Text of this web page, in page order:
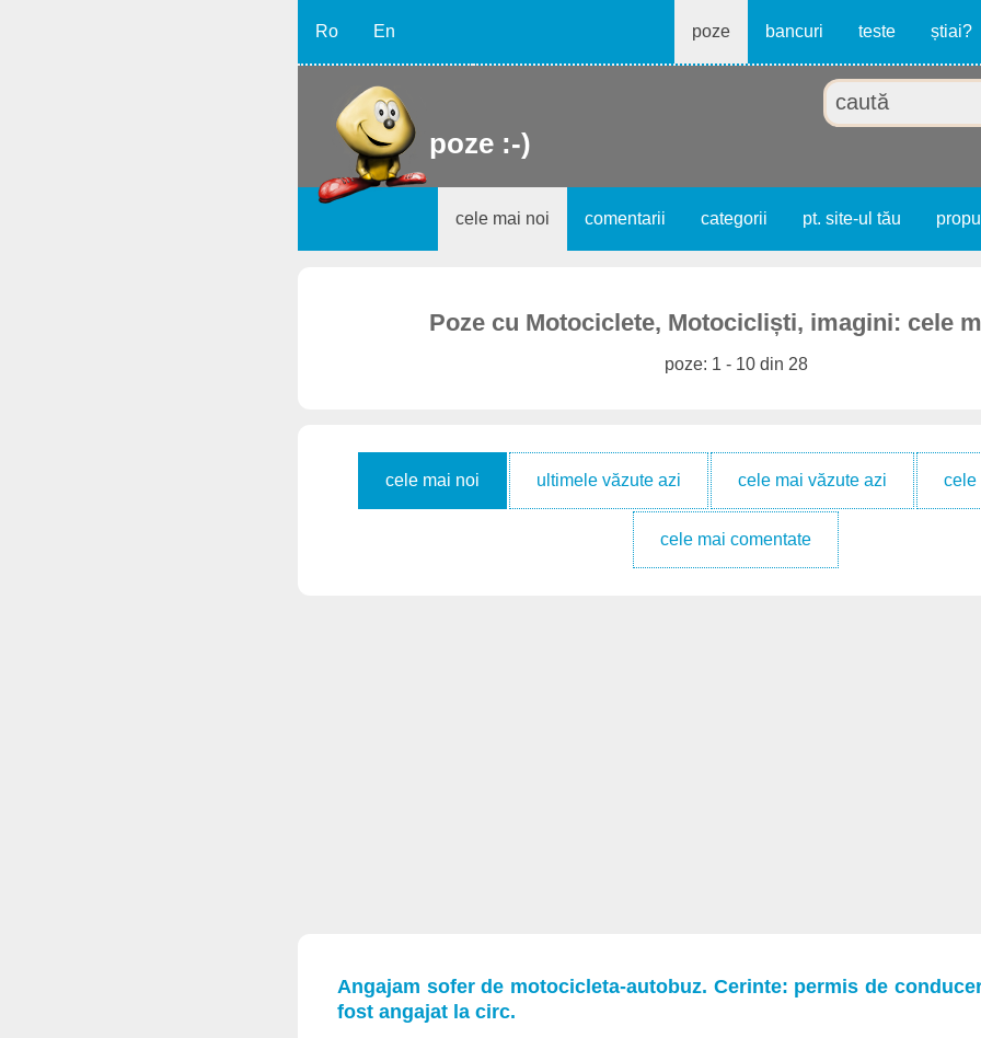
Ro En poze bancuri teste știai?
poze :-)
cele mai noi comentarii categorii pt. site-ul tău
Poze cu Motociclete, Motocicliști, imagini: cele
poze: 1 - 10 din 28
cele mai noi ultimele văzute azi cele mai văzute azi cele
cele mai comentate
Angajam sofer de motocicleta-autobuz. Cerinte: permis de
fost angajat la circ.